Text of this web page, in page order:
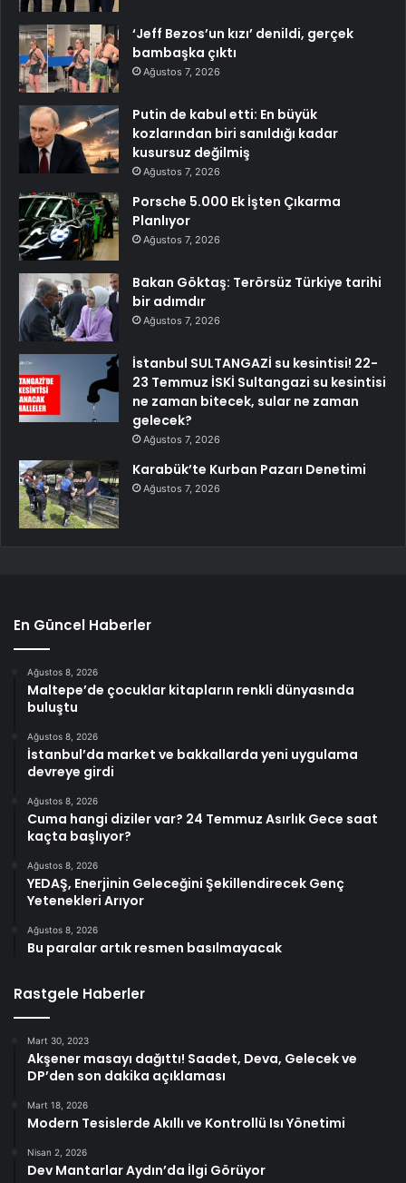
‘Jeff Bezos’un kızı’ denildi, gerçek
bambaşka çıktı
Ağustos 7, 2026
Putin de kabul etti: En büyük
kozlarından biri sanıldığı kadar
kusursuz değilmiş
Ağustos 7, 2026
Porsche 5.000 Ek İşten Çıkarma
Planlıyor
Ağustos 7, 2026
Bakan Göktaş: Terörsüz Türkiye tarihi
bir adımdır
Ağustos 7, 2026
İstanbul SULTANGAZİ su kesintisi! 22-
23 Temmuz İSKİ Sultangazi su kesintisi
ne zaman bitecek, sular ne zaman
gelecek?
Ağustos 7, 2026
Karabük’te Kurban Pazarı Denetimi
Ağustos 7, 2026
En Güncel Haberler
Ağustos 8, 2026
Maltepe’de çocuklar kitapların renkli dünyasında
buluştu
Ağustos 8, 2026
İstanbul’da market ve bakkallarda yeni uygulama
devreye girdi
Ağustos 8, 2026
Cuma hangi diziler var? 24 Temmuz Asırlık Gece saat
kaçta başlıyor?
Ağustos 8, 2026
YEDAŞ, Enerjinin Geleceğini Şekillendirecek Genç
Yetenekleri Arıyor
Ağustos 8, 2026
Bu paralar artık resmen basılmayacak
Rastgele Haberler
Mart 30, 2023
Akşener masayı dağıttı! Saadet, Deva, Gelecek ve
DP’den son dakika açıklaması
Mart 18, 2026
Modern Tesislerde Akıllı ve Kontrollü Isı Yönetimi
Nisan 2, 2026
Dev Mantarlar Aydın’da İlgi Görüyor